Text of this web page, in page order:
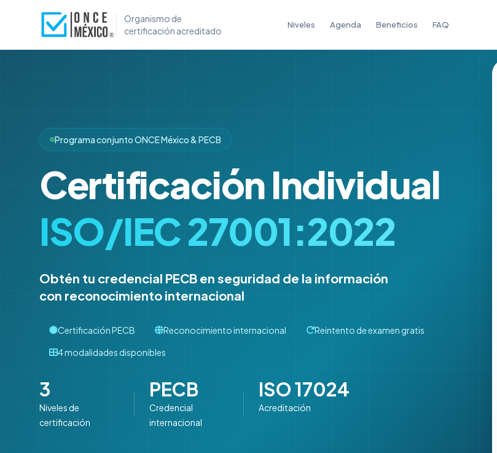
Organismo de
certificación acreditado
Niveles Agenda Beneficios FAQ
Programa conjunto ONCE México & PECB
Certificación Individual
ISO/IEC 27001:2022
Obtén tu credencial PECB en seguridad de la información
con reconocimiento internacional
Certificación PECB Reconocimiento internacional
Reintento de examen gratis
4 modalidades disponibles
3
Niveles de
certificación
PECB
Credencial
internacional
ISO 17024
Acreditación